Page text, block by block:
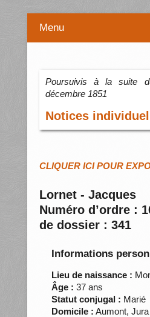
Menu
Poursuivis à la suite
décembre 1851
Notices
CLIQUER ICI POUR
Lornet - Jacques
Numéro d’ordre :
de dossier : 341
Informations
Lieu de naissance :
Âge : 37 ans
Statut conjugal : Marié
Domicile : Aumont, Jura